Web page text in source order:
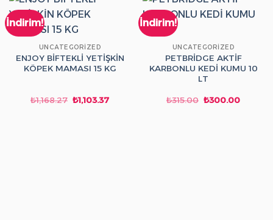
İndirim!
UNCATEGORIZED
ENJOY BİFTEKLİ YETİŞKİN
KÖPEK MAMASI 15 KG
₺1,168.27 Orijinal
fiyat:
₺1,103.37Şu
İndirim!
UNCATEGORIZED
PETBRİDGE AKTİF
KARBONLU KEDİ KUMU 10
LT
₺315.00 Orijinal
₺300.00Şu